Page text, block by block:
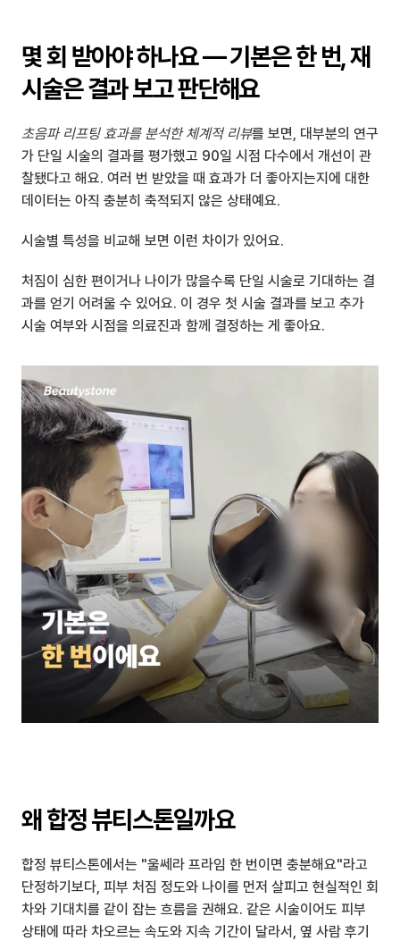
몇 회 받아야 하나요 — 기본은 한 번, 재
시술은 결과 보고 판단해요
초음파 리프팅 효과를 분석한 체계적 리뷰를 보면, 대부분의 연구
가 단일 시술의 결과를 평가했고 90일 시점 다수에서 개선이 관
찰됐다고 해요. 여러 번 받았을 때 효과가 더 좋아지는지에 대한
데이터는 아직 충분히 축적되지 않은 상태예요.
시술별 특성을 비교해 보면 이런 차이가 있어요.
처짐이 심한 편이거나 나이가 많을수록 단일 시술로 기대하는 결
과를 얻기 어려울 수 있어요. 이 경우 첫 시술 결과를 보고 추가
시술 여부와 시점을 의료진과 함께 결정하는 게 좋아요.
왜 합정 뷰티스톤일까요
합정 뷰티스톤에서는 "울쎄라 프라임 한 번이면 충분해요"라고
단정하기보다, 피부 처짐 정도와 나이를 먼저 살피고 현실적인 회
차와 기대치를 같이 잡는 흐름을 권해요. 같은 시술이어도 피부
상태에 따라 차오르는 속도와 지속 기간이 달라서, 옆 사람 후기